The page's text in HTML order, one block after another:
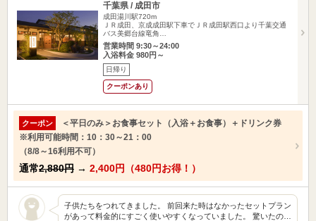
千葉県 / 成田市
成田湯川駅720m
ＪＲ成田、京成成田駅下車でＪＲ成田駅西口より千葉交通
バス美郷台線竜角…
営業時間 9:30～24:00
入浴料金 980円～
日帰り
クーポンあり
クーポン
＜平日のみ＞お食事セット（入浴＋お食事）＋ドリンク券
※利用可能時間：10：30～21：00
（8/8～16利用不可）
通常2,880円 → 2,400円（480円お得！）
子供たちをつれてきました。 前回来た時はなかったセットプラン
があって料金的にすごく使いやすくなっていました。 驚いたの…